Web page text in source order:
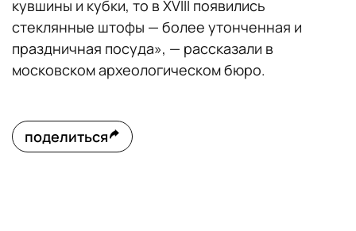
кувшины и кубки, то в XVIII появились
стеклянные штофы — более утонченная и
праздничная посуда», — рассказали в
московском археологическом бюро.
поделиться